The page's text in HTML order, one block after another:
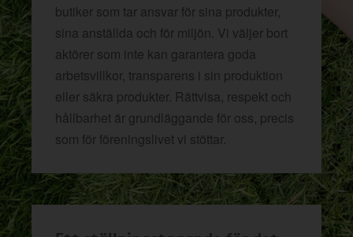
butiker som tar ansvar för sina produkter,
sina anställda och för miljön. Vi väljer bort
aktörer som inte kan garantera goda
arbetsvillkor, transparens i sin produktion
eller säkra produkter. Rättvisa, respekt och
hållbarhet är grundläggande för oss, precis
som för föreningslivet vi stöttar.